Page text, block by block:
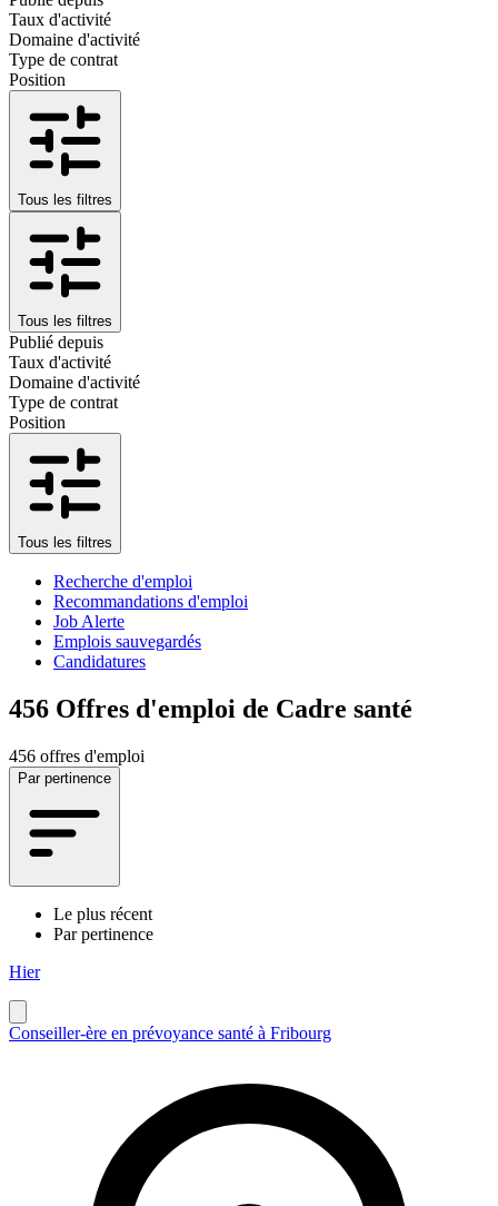
Taux d'activité
Domaine d'activité
Type de contrat
Position
Tous les filtres
Tous les filtres
Publié depuis
Taux d'activité
Domaine d'activité
Type de contrat
Position
Tous les filtres
Recherche d'emploi
Recommandations d'emploi
Job Alerte
Emplois sauvegardés
Candidatures
456 Offres d'emploi de Cadre santé
456 offres d'emploi
Par pertinence
Le plus récent
Par pertinence
Hier
Conseiller-ère en prévoyance santé à Fribourg